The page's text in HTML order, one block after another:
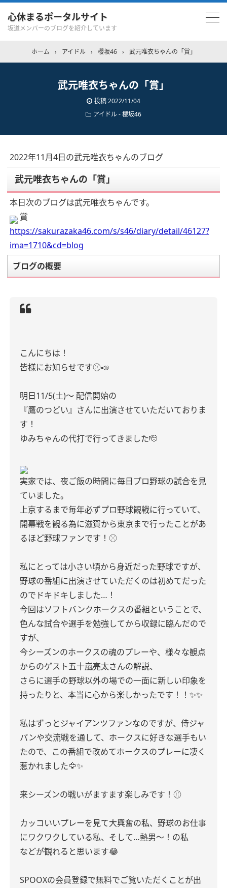
心休まるポータルサイト
坂道メンバーのブログを紹介しています
ホーム › アイドル › 櫻坂46 › 武元唯衣ちゃんの「賞」
武元唯衣ちゃんの「賞」
投稿2022/11/04
アイドル - 櫻坂46
2022年11月4日の武元唯衣ちゃんのブログ
武元唯衣ちゃんの「賞」
本日次のブログは武元唯衣ちゃんです。
賞
https://sakurazaka46.com/s/s46/diary/detail/46127?
ima=1710&cd=blog
ブログの概要
こんにちは！
皆様にお知らせです⚾️📣
明日11/5(土)〜 配信開始の
『鷹のつどい』さんに出演させていただいておりま
す！
ゆみちゃんの代打で行ってきました🫡
実家では、夜ご飯の時間に毎日プロ野球の試合を見
ていました。
上京するまで毎年必ずプロ野球観戦に行っていて、
開幕戦を観る為に滋賀から東京まで行ったことがあ
るほど野球ファンです！⚾️
私にとっては小さい頃から身近だった野球ですが、
野球の番組に出演させていただくのは初めてだった
のでドキドキしました…！
今回はソフトバンクホークスの番組ということで、
色んな試合や選手を勉強してから収録に臨んだので
すが、
今シーズンのホークスの魂のプレーや、様々な観点
からのゲスト五十嵐亮太さんの解説、
さらに選手の野球以外の場での一面に新しい印象を
持ったりと、本当に心から楽しかったです！！✨✨
私はずっとジャイアンツファンなのですが、侍ジャ
パンや交流戦を通して、ホークスに好きな選手もい
たので、この番組で改めてホークスのプレーに凄く
惹かれました🦅✨
来シーズンの戦いがますます楽しみです！⚾️
カッコいいプレーを見て大興奮の私、野球のお仕事
にワクワクしている私、そして…熱男〜！の私
などが観れると思います😂
SPOOXの会員登録で無料でご覧いただくことが出